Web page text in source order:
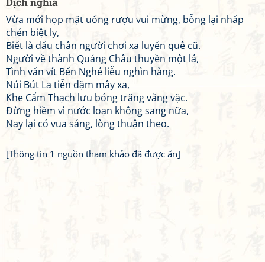
Vừa mới họp mặt uống rượu vui mừng, bỗng lại nhấp
chén biệt ly,
Biết là dấu chân người chơi xa luyến quê cũ.
Người về thành Quảng Châu thuyền một lá,
Tình vấn vít Bến Nghé liễu nghìn hàng.
Núi Bút La tiễn dặm mây xa,
Khe Cẩm Thạch lưu bóng trăng vằng vặc.
Đừng hiềm vì nước loạn không sang nữa,
Nay lại có vua sáng, lòng thuận theo.
[Thông tin 1 nguồn tham khảo đã được ẩn]